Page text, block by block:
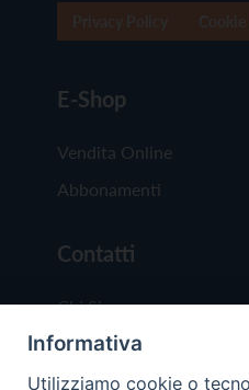
E-Shop
Vendita Online
Abbonamenti
Contatti
Chi Siamo
Redazione
Scrivici
Informativa
Utilizziamo cookie o